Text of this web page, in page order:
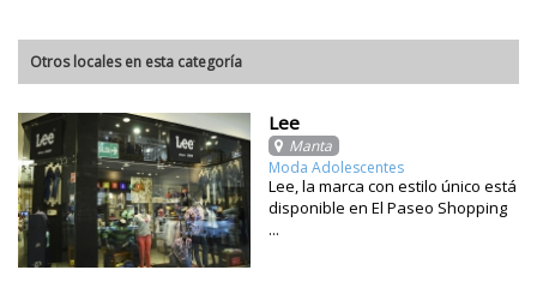
Otros locales en esta categoría
Lee
Manta
Moda Adolescentes
Lee, la marca con estilo único está
disponible en El Paseo Shopping
...